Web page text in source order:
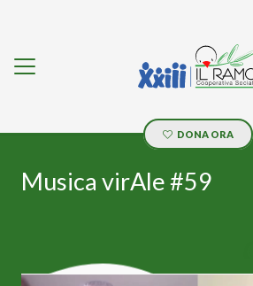
DONA ORA
Musica virAle #59